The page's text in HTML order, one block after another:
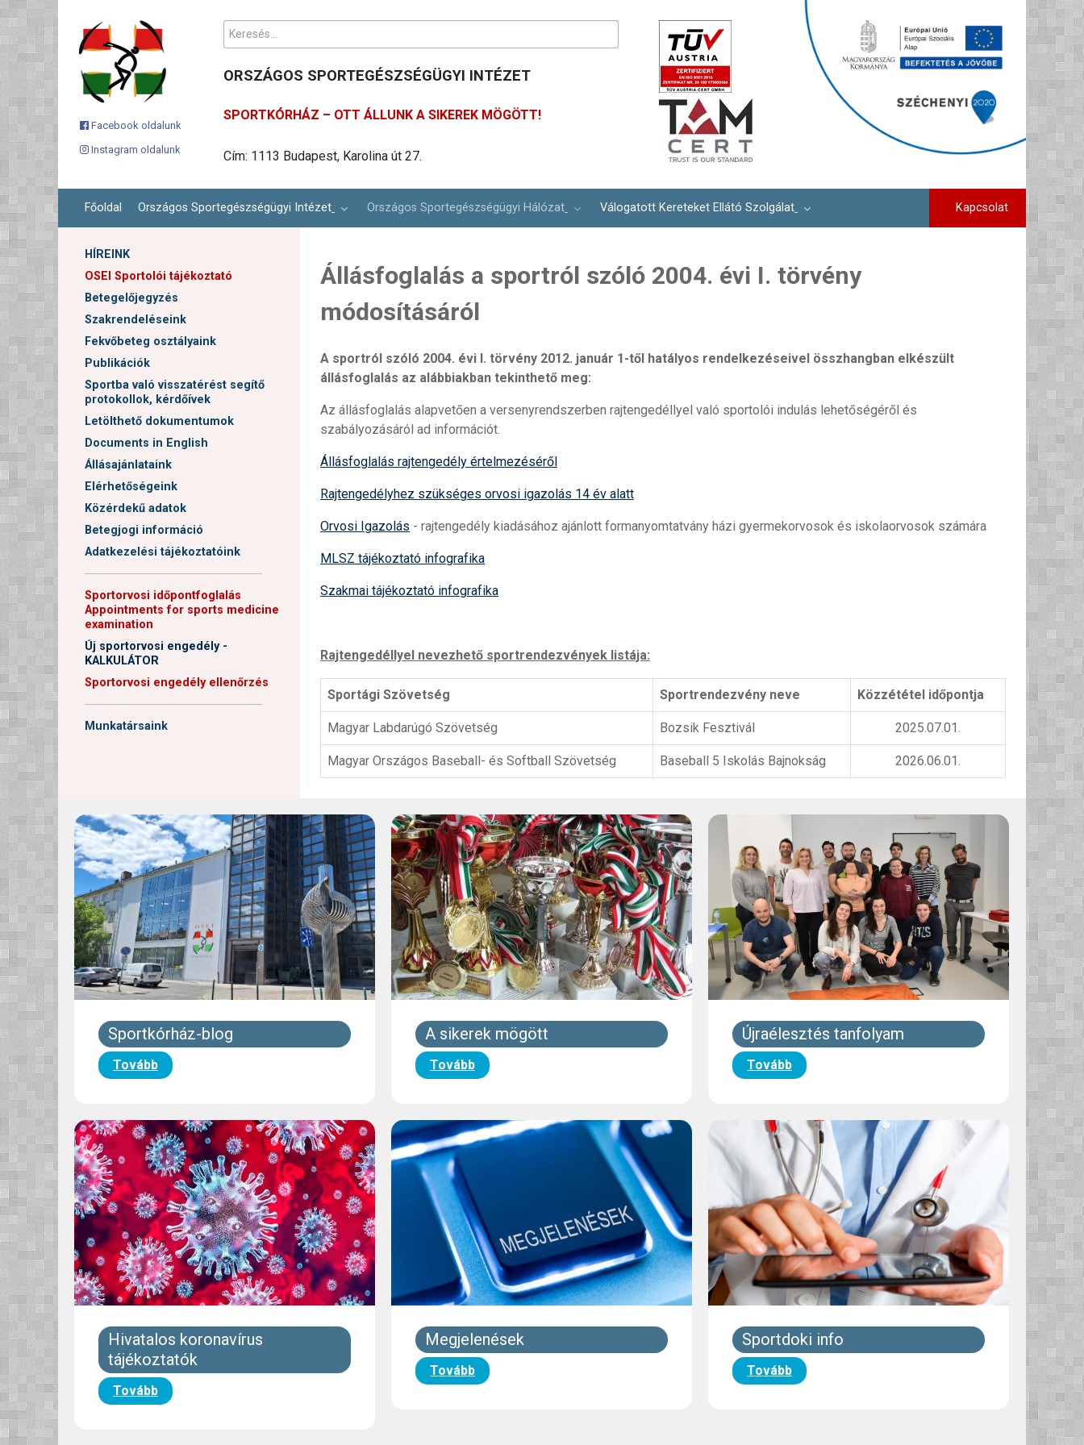
Facebook oldalunk
Instagram oldalunk
Keresés...
ORSZÁGOS SPORTEGÉSZSÉGÜGYI INTÉZET
SPORTKÓRHÁZ – OTT ÁLLUNK A SIKEREK MÖGÖTT!
Cím: 1113 Budapest, Karolina út 27.
Ügyfélszolgálati email cím: info@osei.hu
Főoldal Országos Sportegészségügyi Intézet Országos Sportegészségügyi Hálózat Válogatott Kereteket Ellátó Szolgálat Kapcsolat
HÍREINK
OSEI Sportolói tájékoztató
Betegelőjegyzés
Szakrendeléseink
Fekvőbeteg osztályaink
Publikációk
Sportba való visszatérést segítő
protokollok, kérdőívek
Letölthető dokumentumok
Documents in English
Állásajánlataink
Elérhetőségeink
Közérdekű adatok
Betegjogi információ
Adatkezelési tájékoztatóink
──────────────────────
Sportorvosi időpontfoglalás
Appointments for sports medicine
examination
Új sportorvosi engedély -
KALKULÁTOR
Sportorvosi engedély ellenőrzés
──────────────────────
Munkatársaink
Állásfoglalás a sportról szóló 2004. évi I. törvény
módosításáról
A sportról szóló 2004. évi I. törvény 2012. január 1-től hatályos rendelkezéseivel összhangban elkészült
állásfoglalás az alábbiakban tekinthető meg:
Az állásfoglalás alapvetően a versenyrendszerben rajtengedéllyel való sportolói indulás lehetőségéről és
szabályozásáról ad információt.
Állásfoglalás rajtengedély értelmezéséről
Rajtengedélyhez szükséges orvosi igazolás 14 év alatt
Orvosi Igazolás - rajtengedély kiadásához ajánlott formanyomtatvány házi gyermekorvosok és iskolaorvosok számára
MLSZ tájékoztató infografika
Szakmai tájékoztató infografika
Rajtengedéllyel nevezhető sportrendezvények listája:
Sportági Szövetség Sportrendezvény neve Közzététel időpontja
Magyar Labdarúgó Szövetség Bozsik Fesztivál 2025.07.01.
Magyar Országos Baseball- és Softball Szövetség Baseball 5 Iskolás Bajnokság 2026.06.01.
Sportkórház-blog
Tovább
A sikerek mögött
Tovább
Újraélesztés tanfolyam
Tovább
Hivatalos koronavírus
tájékoztatók
Tovább
Megjelenések
Tovább
Sportdoki info
Tovább